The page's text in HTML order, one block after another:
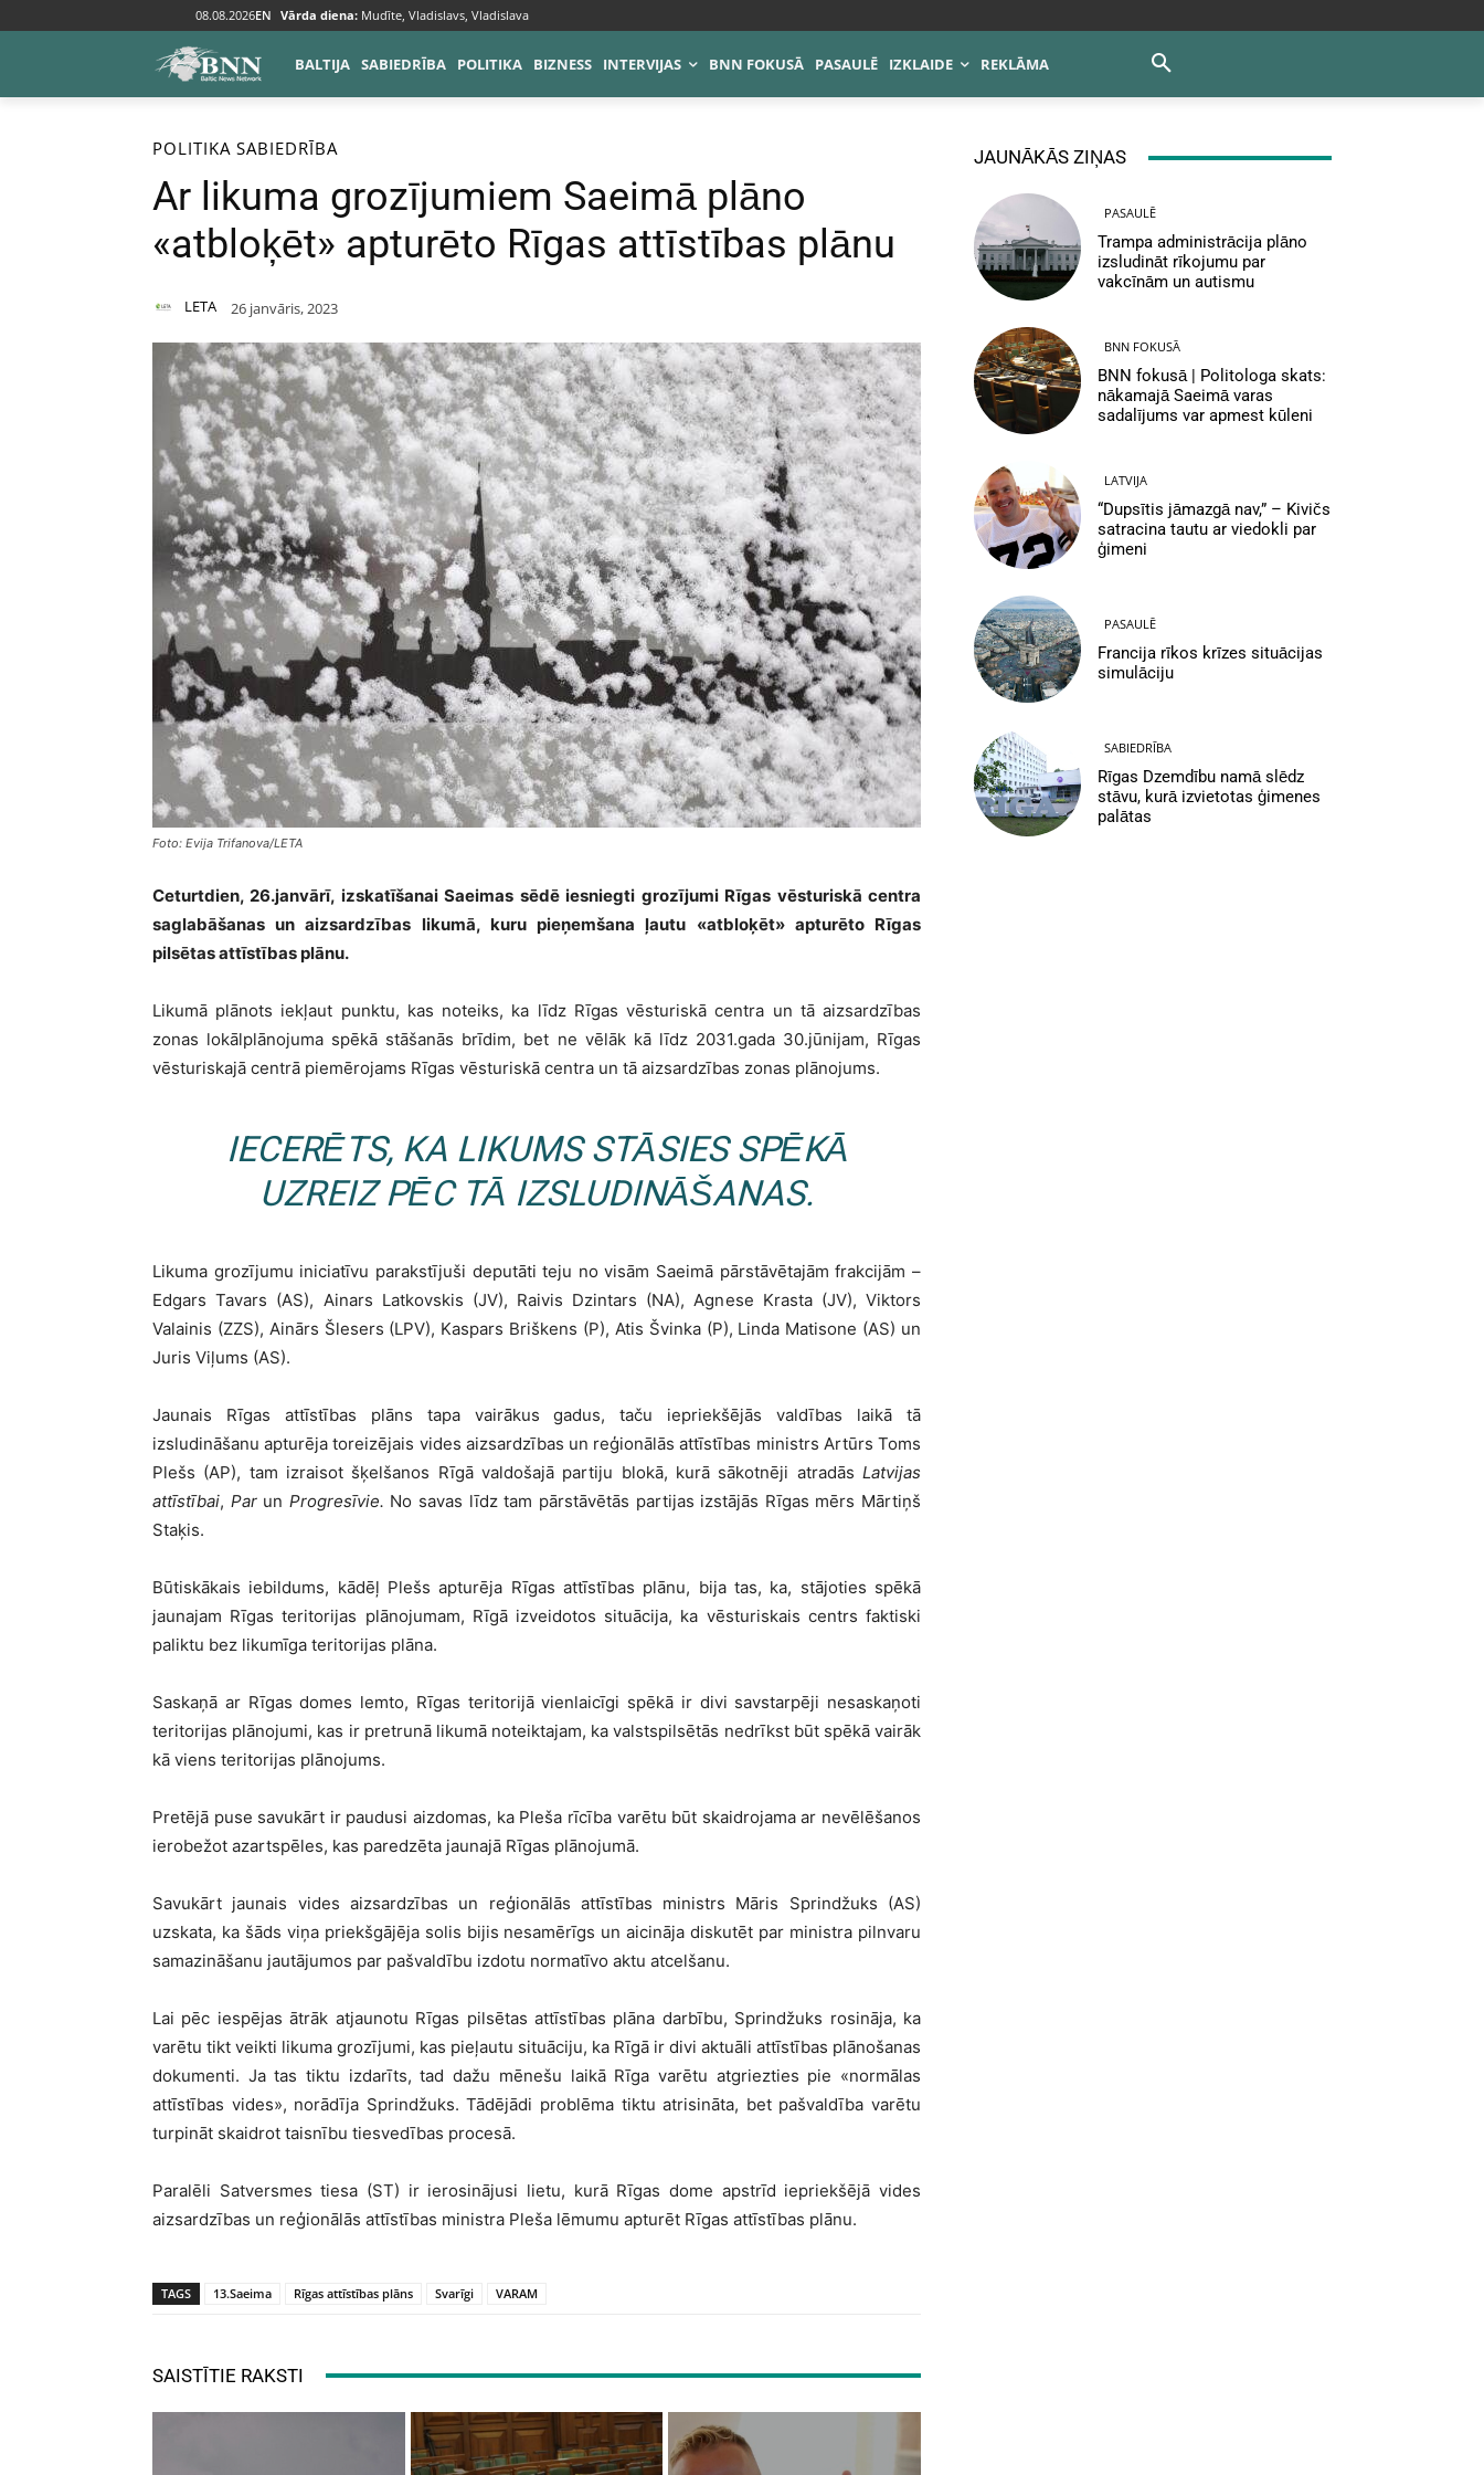
08.08.2026EN Vārda diena: Mudīte, Vladislavs, Vladislava
BALTIJA SABIEDRĪBA POLITIKA BIZNESS INTERVIJAS BNN FOKUSĀ PASAULĒ IZKLAIDE REKLĀMA
Sākums Politika
POLITIKA SABIEDRĪBA
Ar likuma grozījumiem Saeimā plāno
«atbloķēt» apturēto Rīgas attīstības plānu
LETA 26 janvāris, 2023
Foto: Evija Trifanova/LETA
Ceturtdien, 26.janvārī, izskatīšanai Saeimas sēdē iesniegti grozījumi Rīgas vēsturiskā centra
saglabāšanas un aizsardzības likumā, kuru pieņemšana ļautu «atbloķēt» apturēto Rīgas
pilsētas attīstības plānu.
Likumā plānots iekļaut punktu, kas noteiks, ka līdz Rīgas vēsturiskā centra un tā aizsardzības
zonas lokālplānojuma spēkā stāšanās brīdim, bet ne vēlāk kā līdz 2031.gada 30.jūnijam, Rīgas
vēsturiskajā centrā piemērojams Rīgas vēsturiskā centra un tā aizsardzības zonas plānojums.
IECERĒTS, KA LIKUMS STĀSIES SPĒKĀ
UZREIZ PĒC TĀ IZSLUDINĀŠANAS.
Likuma grozījumu iniciatīvu parakstījuši deputāti teju no visām Saeimā pārstāvētajām frakcijām –
Edgars Tavars (AS), Ainars Latkovskis (JV), Raivis Dzintars (NA), Agnese Krasta (JV), Viktors
Valainis (ZZS), Ainārs Šlesers (LPV), Kaspars Briškens (P), Atis Švinka (P), Linda Matisone (AS) un
Juris Viļums (AS).
Jaunais Rīgas attīstības plāns tapa vairākus gadus, taču iepriekšējās valdības laikā tā
izsludināšanu apturēja toreizējais vides aizsardzības un reģionālās attīstības ministrs Artūrs Toms
Plešs (AP), tam izraisot šķelšanos Rīgā valdošajā partiju blokā, kurā sākotnēji atradās Latvijas
attīstībai, Par un Progresīvie. No savas līdz tam pārstāvētās partijas izstājās Rīgas mērs Mārtiņš
Staķis.
Būtiskākais iebildums, kādēļ Plešs apturēja Rīgas attīstības plānu, bija tas, ka, stājoties spēkā
jaunajam Rīgas teritorijas plānojumam, Rīgā izveidotos situācija, ka vēsturiskais centrs faktiski
paliktu bez likumīga teritorijas plāna.
Saskaņā ar Rīgas domes lemto, Rīgas teritorijā vienlaicīgi spēkā ir divi savstarpēji nesaskaņoti
teritorijas plānojumi, kas ir pretrunā likumā noteiktajam, ka valstspilsētās nedrīkst būt spēkā vairāk
kā viens teritorijas plānojums.
Pretējā puse savukārt ir paudusi aizdomas, ka Pleša rīcība varētu būt skaidrojama ar nevēlēšanos
ierobežot azartspēles, kas paredzēta jaunajā Rīgas plānojumā.
Savukārt jaunais vides aizsardzības un reģionālās attīstības ministrs Māris Sprindžuks (AS)
uzskata, ka šāds viņa priekšgājēja solis bijis nesamērīgs un aicināja diskutēt par ministra pilnvaru
samazināšanu jautājumos par pašvaldību izdotu normatīvo aktu atcelšanu.
Lai pēc iespējas ātrāk atjaunotu Rīgas pilsētas attīstības plāna darbību, Sprindžuks rosināja, ka
varētu tikt veikti likuma grozījumi, kas pieļautu situāciju, ka Rīgā ir divi aktuāli attīstības plānošanas
dokumenti. Ja tas tiktu izdarīts, tad dažu mēnešu laikā Rīga varētu atgriezties pie «normālas
attīstības vides», norādīja Sprindžuks. Tādējādi problēma tiktu atrisināta, bet pašvaldība varētu
turpināt skaidrot taisnību tiesvedības procesā.
Paralēli Satversmes tiesa (ST) ir ierosinājusi lietu, kurā Rīgas dome apstrīd iepriekšējā vides
aizsardzības un reģionālās attīstības ministra Pleša lēmumu apturēt Rīgas attīstības plānu.
TAGS 13.Saeima Rīgas attīstības plāns Svarīgi VARAM
SAISTĪTIE RAKSTI
JAUNĀKĀS ZIŅAS
PASAULĒ
Trampa administrācija plāno
izsludināt rīkojumu par
vakcīnām un autismu
BNN FOKUSĀ
BNN fokusā | Politologa skats:
nākamajā Saeimā varas
sadalījums var apmest kūleni
LATVIJA
“Dupsītis jāmazgā nav,” – Kivičs
satracina tautu ar viedokli par
ģimeni
PASAULĒ
Francija rīkos krīzes situācijas
simulāciju
SABIEDRĪBA
Rīgas Dzemdību namā slēdz
stāvu, kurā izvietotas ģimenes
palātas